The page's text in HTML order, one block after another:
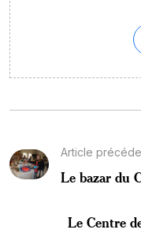
Article
Le bazar du
Le Centre